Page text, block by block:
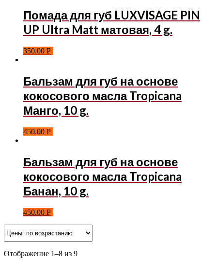
Помада для губ LUXVISAGE PIN
UP Ultra Matt матовая, 4 g.
350.00 Р
Бальзам для губ на основе
кокосового масла Tropicana
Манго, 10 g.
450.00 Р
Бальзам для губ на основе
кокосового масла Tropicana
Банан, 10 g.
450.00 Р
Отображение 1–8 из 9